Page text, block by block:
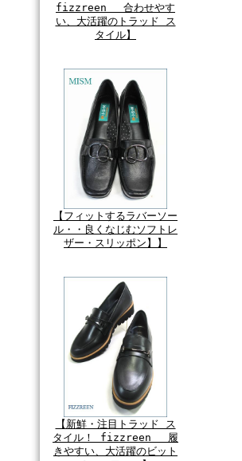
fizzreen 合わせやす
い、大活躍のトラッド ス
タイル】
【フィットするラバーソー
ル・・良くなじむソフトレ
ザー・スリッポン】】
【新鮮・注目トラッド ス
タイル！ fizzreen 履
きやすい、大活躍のビット